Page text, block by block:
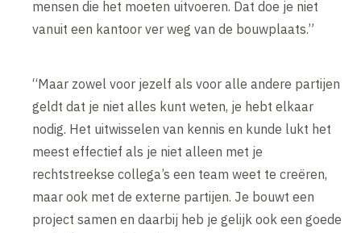
mensen die het moeten uitvoeren. Dat doe je niet
vanuit een kantoor ver weg van de bouwplaats.”
“Maar zowel voor jezelf als voor alle andere partijen
geldt dat je niet alles kunt weten, je hebt elkaar
nodig. Het uitwisselen van kennis en kunde lukt het
meest effectief als je niet alleen met je
rechtstreekse collega’s een team weet te creëren,
maar ook met de externe partijen. Je bouwt een
project samen en daarbij heb je gelijk ook een goede